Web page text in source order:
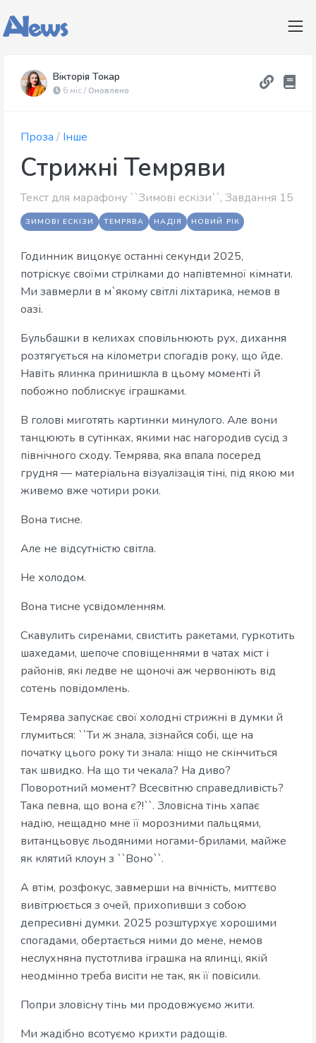
Вікторія Токар
6 міс / Оновлено
Проза / Інше
Стрижні Темряви
Текст для марафону ``Зимові ескізи``, Завдання 15
ЗИМОВІ ЕСКІЗИ ТЕМРЯВА НАДІЯ НОВИЙ РІК
Годинник вицокує останні секунди 2025,
потріскує своїми стрілками до напівтемної кімнати.
Ми завмерли в м`якому світлі ліхтарика, немов в
оазі.
Бульбашки в келихах сповільнюють рух, дихання
розтягується на кілометри спогадів року, що йде.
Навіть ялинка принишкла в цьому моменті й
побожно поблискує іграшками.
В голові миготять картинки минулого. Але вони
танцюють в сутінках, якими нас нагородив сусід з
північного сходу. Темрява, яка впала посеред
грудня — матеріальна візуалізація тіні, під якою ми
живемо вже чотири роки.
Вона тисне.
Але не відсутністю світла.
Не холодом.
Вона тисне усвідомленням.
Скавулить сиренами, свистить ракетами, гуркотить
шахедами, шепоче сповіщеннями в чатах міст і
районів, які ледве не щоночі аж червоніють від
сотень повідомлень.
Темрява запускає свої холодні стрижні в думки й
глумиться: ``Ти ж знала, зізнайся собі, ще на
початку цього року ти знала: ніщо не скінчиться
так швидко. На що ти чекала? На диво?
Поворотний момент? Всесвітню справедливість?
Така певна, що вона є?!``. Зловісна тінь хапає
надію, нещадно мне її морозними пальцями,
витанцьовує льодяними ногами-брилами, майже
як клятий клоун з ``Воно``.
А втім, розфокус, завмерши на вічність, миттєво
вивітрюється з очей, прихопивши з собою
депресивні думки. 2025 розштурхує хорошими
спогадами, обертається ними до мене, немов
неслухняна пустотлива іграшка на ялинці, якій
неодмінно треба висіти не так, як її повісили.
Попри зловісну тінь ми продовжуємо жити.
Ми жадібно всотуємо крихти радощів.